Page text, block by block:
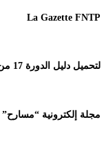
La Gazette FNTP
لتحميل دليل الدورة 17 من المهرجان الوطني للمسرح المحترف
مجلة إلكترونية “مسارح” أكتوبر 2023 /